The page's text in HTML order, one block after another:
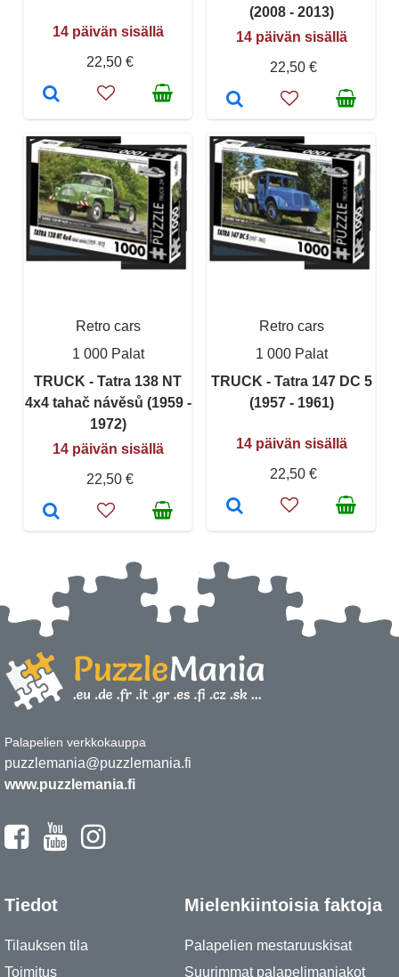
14 päivän sisällä
22,50 €
(2008 - 2013)
14 päivän sisällä
22,50 €
Retro cars
1 000 Palat
TRUCK - Tatra 138 NT
4x4 tahač návěsů (1959 -
1972)
14 päivän sisällä
22,50 €
Retro cars
1 000 Palat
TRUCK - Tatra 147 DC 5
(1957 - 1961)
14 päivän sisällä
22,50 €
Palapelien verkkokauppa
puzzlemania@puzzlemania.fi
www.puzzlemania.fi
Tiedot
Tilauksen tila
Toimitus
Mielenkiintoisia faktoja
Palapelien mestaruuskisat
Suurimmat palapelimaniakot